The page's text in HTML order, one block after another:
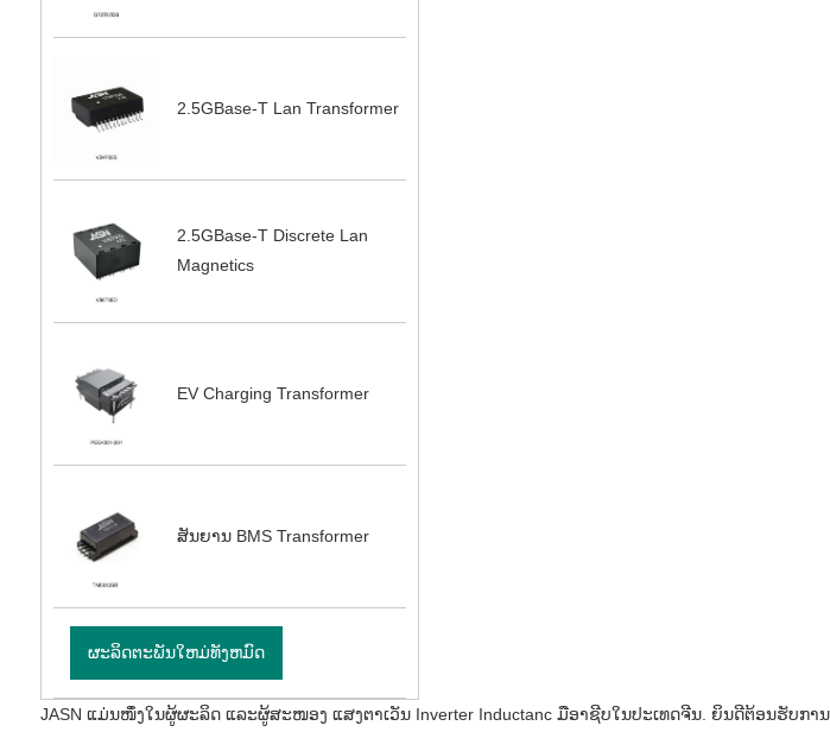
2.5GBase-T Lan Transformer
2.5GBase-T Discrete Lan
Magnetics
EV Charging Transformer
ສັນຍານ BMS Transformer
ຜະລິດຕະພັນໃຫມ່ທັງຫມົດ
JASN ແມ່ນໜຶ່ງໃນຜູ້ຜະລິດ ແລະຜູ້ສະໜອງ ແສງຕາເວັນ Inverter Inductanc ມືອາຊີບໃນປະເທດຈີນ. ຍິນ​ດີ​ຕ້ອນ​ຮັບ​ກ